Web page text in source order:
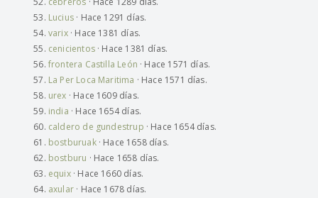
Lucius · Hace 1291 días.
varix· Hace 1381 días.
cenicientos· Hace 1381 días.
frontera Castilla León · Hace 1571 días.
La Per Loca Maritima · Hace 1571 días.
urex · Hace 1609 días.
india · Hace 1654 días.
caldero de gundestrup · Hace 1654 días.
bostburuak· Hace 1658 días.
bostburu · Hace 1658 días.
equix· Hace 1660 días.
axular · Hace 1678 días.